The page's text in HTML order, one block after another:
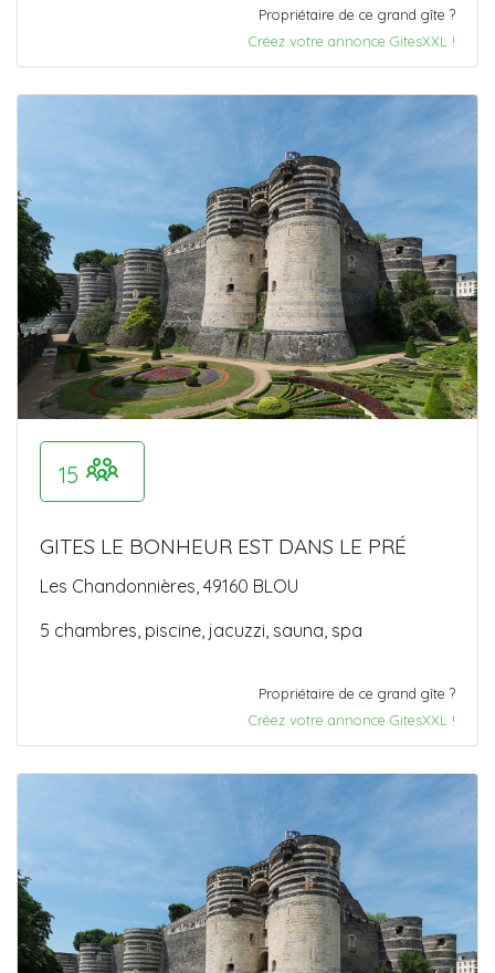
Propriétaire de ce grand gîte ?
Créez votre annonce GitesXXL !
15
GITES LE BONHEUR EST DANS LE PRÉ
Les Chandonnières, 49160 BLOU
5 chambres, piscine, jacuzzi, sauna, spa
Propriétaire de ce grand gîte ?
Créez votre annonce GitesXXL !